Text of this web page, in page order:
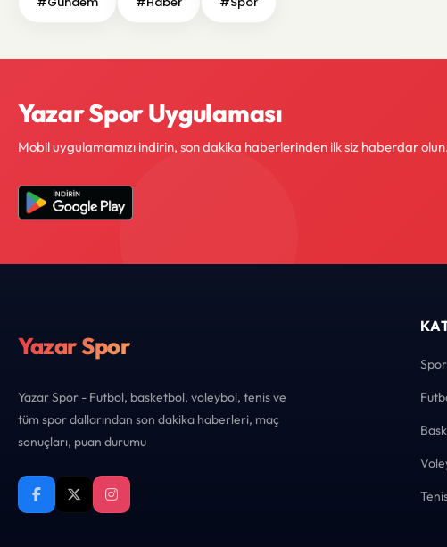
Yazar Spor Uygulaması
Mobil uygulamamızı indirin, son dakika haberlerinden ilk siz haberdar olun.
Yazar Spor
Yazar Spor - Futbol, basketbol, voleybol, tenis ve
tüm spor dallarından son dakika haberleri, maç
sonuçları, puan durumu
Spor